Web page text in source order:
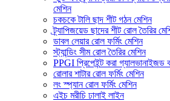
মেশিন
চকচকে টালি ছাদ শীট গঠন মেশিন
ট্র্যাপিজয়েড ছাদের শীট রোল তৈরির
ডাবল লেয়ার রোল ফর্মিং মেশিন
স্ট্যান্ডিং সীম রোল তৈরির মেশিন
PPGI প্রিপেইন্ট করা গ্যালভানাইজড
রোলার শাটার রোল ফর্মিং মেশিন
লং স্প্যান রোল ফর্মিং মেশিন
এইচ মরীচি ঢালাই লাইন